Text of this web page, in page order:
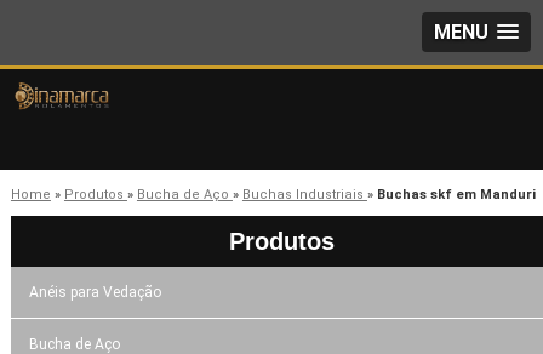
MENU
Home » Produtos » Bucha de Aço » Buchas Industriais » Buchas skf em Manduri
Produtos
Anéis para Vedação
Bucha de Aço